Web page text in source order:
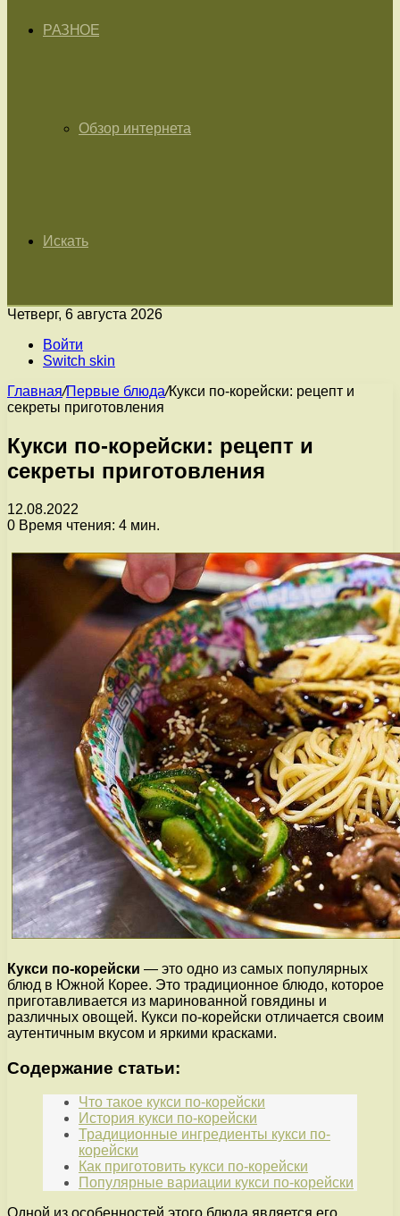
РАЗНОЕ
Обзор интернета
Искать
Четверг, 6 августа 2026
Войти
Switch skin
Главная/Первые блюда/Кукси по-корейски: рецепт и
секреты приготовления
Кукси по-корейски: рецепт и
секреты приготовления
12.08.2022
0 Время чтения: 4 мин.
Кукси по-корейски — это одно из самых популярных
блюд в Южной Корее. Это традиционное блюдо, которое
приготавливается из маринованной говядины и
различных овощей. Кукси по-корейски отличается своим
аутентичным вкусом и яркими красками.
Содержание статьи:
Что такое кукси по-корейски
История кукси по-корейски
Традиционные ингредиенты кукси по-
корейски
Как приготовить кукси по-корейски
Популярные вариации кукси по-корейски